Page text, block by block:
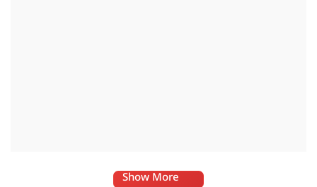
Show More